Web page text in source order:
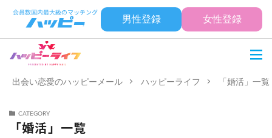
男性登録 女性登録
出会い恋愛のハッピーメール ハッピーライフ 「婚活」一覧
CATEGORY
「婚活」一覧